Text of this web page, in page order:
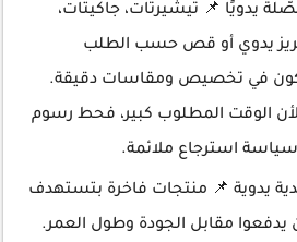
يدويًا 📌 تيشيرتات، جاكيتات،
يدوي أو قص حسب الطلب
يكون في تخصيص ومقاسات دقيقة.
الوقت المطلوب كبير، فحط رسوم
استرجاع ملائمة.
يدوية 📌 منتجات فاخرة بتستهدف
مقابل الجودة وطول العمر.